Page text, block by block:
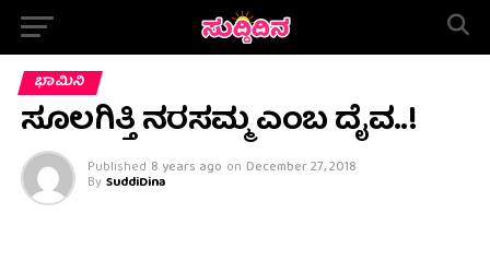
ಭಾಮಿನಿ
ಸೂಲಗಿತ್ತಿ ನರಸಮ್ಮ ಎಂಬ ದೈವ..!
Published 8 years ago on December 27, 2018
By SuddiDina